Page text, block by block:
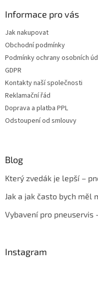
Informace pro vás
Jak nakupovat
Obchodní podmínky
Podmínky ochrany osobních
GDPR
Kontakty naší společnosti
Reklamační řád
Doprava a platba PPL
Odstoupení od smlouvy
Blog
Který zvedák je lepší –
Jak a jak často bych měl
Vybavení pro pneuservis
Instagram